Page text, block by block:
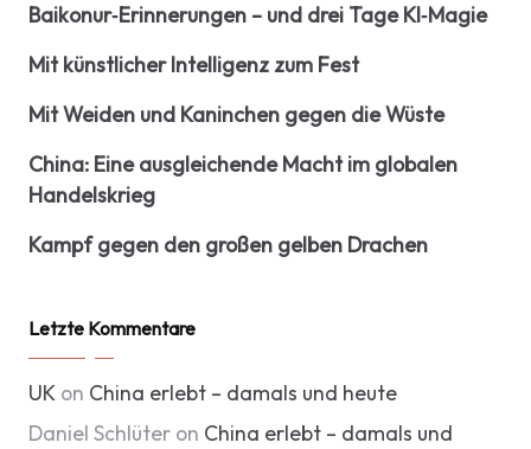
Baikonur‑Erinnerungen – und drei Tage KI‑Magie
Mit künstlicher Intelligenz zum Fest
Mit Weiden und Kaninchen gegen die Wüste
China: Eine ausgleichende Macht im globalen
Handelskrieg
Kampf gegen den großen gelben Drachen
Letzte Kommentare
UK on China erlebt – damals und heute
Daniel Schlüter on China erlebt – damals und